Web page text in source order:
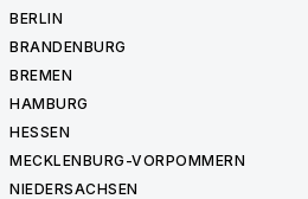
BERLIN
BRANDENBURG
BREMEN
HAMBURG
HESSEN
MECKLENBURG-VORPOMMERN
NIEDERSACHSEN